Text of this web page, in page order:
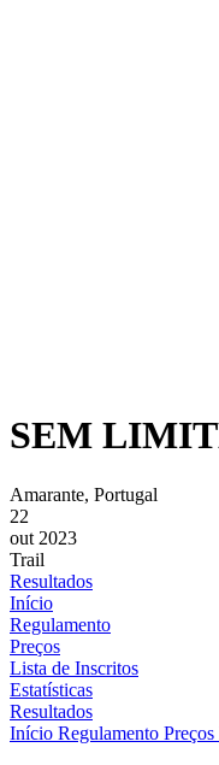
SEM
Amarante, Portugal
22
out 2023
Trail
Resultados
Início
Regulamento
Preços
Lista de Inscritos
Estatísticas
Resultados
Início Regulamento Preços